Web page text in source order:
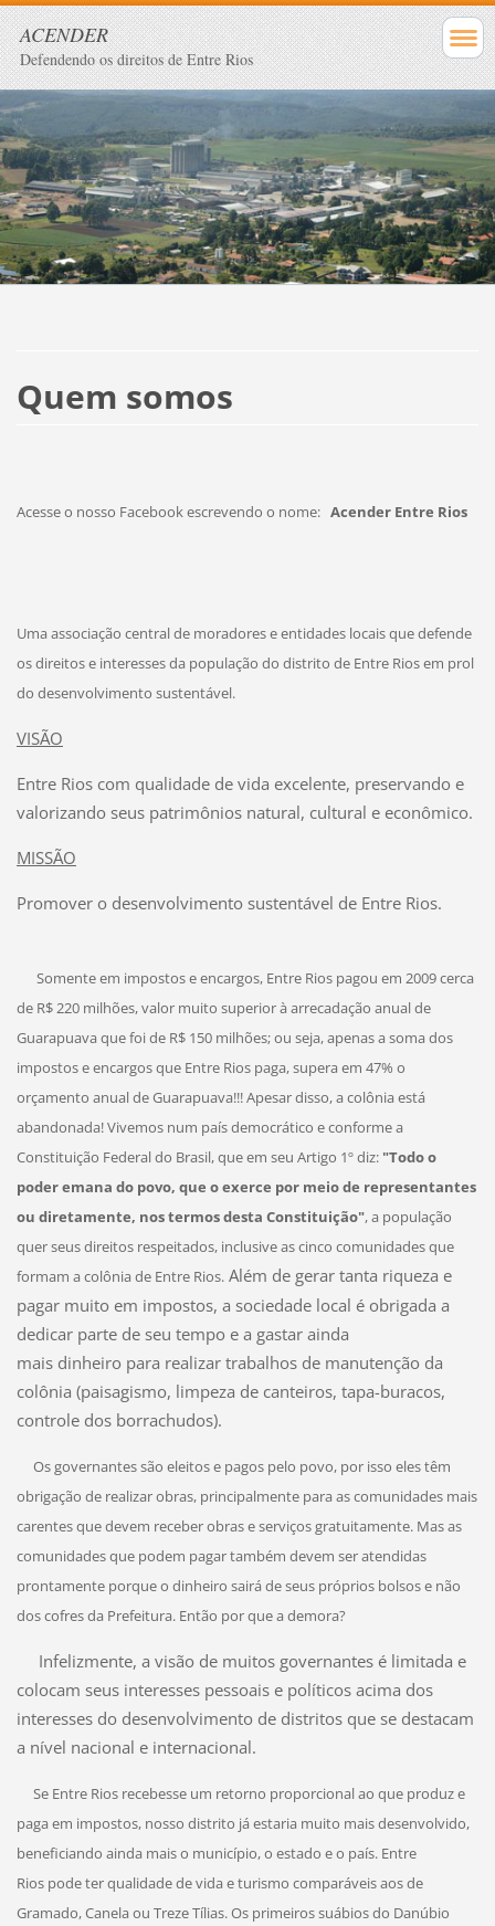
ACENDER
Defendendo os direitos de Entre Rios
Quem somos
Acesse o nosso Facebook escrevendo o nome: Acender Entre Rios
Uma associação central de moradores e entidades locais que defende
os direitos e interesses da população do distrito de Entre Rios em prol
do desenvolvimento sustentável.
VISÃO
Entre Rios com qualidade de vida excelente, preservando e
valorizando seus patrimônios natural, cultural e econômico.
MISSÃO
Promover o desenvolvimento sustentável de Entre Rios.
Somente em impostos e encargos, Entre Rios pagou em 2009 cerca
de R$ 220 milhões, valor muito superior à arrecadação anual de
Guarapuava que foi de R$ 150 milhões; ou seja, apenas a soma dos
impostos e encargos que Entre Rios paga, supera em 47% o
orçamento anual de Guarapuava!!!Apesar disso, a colônia está
abandonada! Vivemos num país democrático e conforme a
Constituição Federal do Brasil, que em seu Artigo 1º diz: "Todo o
poder emana do povo, que o exerce por meio de representantes
ou diretamente, nos termos desta Constituição", a população
quer seus direitos respeitados, inclusive as cinco comunidades que
formam a colônia de Entre Rios.Além de gerar tanta riqueza e
pagar muito em impostos, a sociedade local é obrigada a
dedicar parte de seu tempo e a gastar ainda
mais dinheiro para realizar trabalhos de manutenção da
colônia (paisagismo, limpeza de canteiros, tapa-buracos,
controle dos borrachudos).
Os governantes são eleitos e pagos pelo povo, por isso eles têm
obrigação de realizar obras, principalmente para as comunidades mais
carentes que devem receber obras e serviços gratuitamente. Mas as
comunidades que podem pagar também devem ser atendidas
prontamente porque o dinheiro sairá de seus próprios bolsos e não
dos cofres da Prefeitura. Então por que a demora?
Infelizmente, a visão de muitos governantes é limitada e
colocam seus interesses pessoais e políticos acima dos
interesses do desenvolvimento de distritos que se destacam
a nível nacional e internacional.
Se Entre Rios recebesse um retorno proporcional ao que produz e
paga em impostos, nosso distrito já estaria muito mais desenvolvido,
beneficiando ainda mais o município, o estado e o país. Entre
Rios pode ter qualidade de vida e turismo comparáveis aos de
Gramado, Canela ou Treze Tílias. Os primeiros suábios do Danúbio